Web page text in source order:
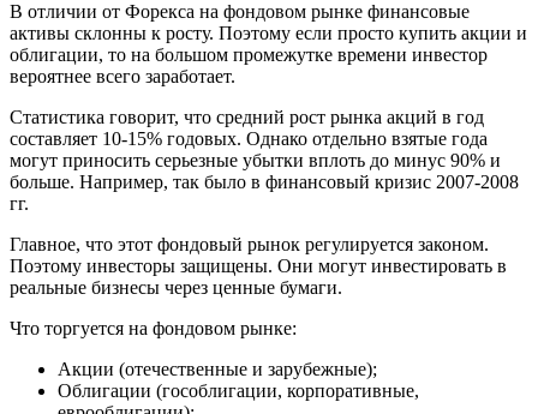
В отличии от Форекса на фондовом рынке финансовые
активы склонны к росту. Поэтому если просто купить акции и
облигации, то на большом промежутке времени инвестор
вероятнее всего заработает.
Статистика говорит, что средний рост рынка акций в год
составляет 10-15% годовых. Однако отдельно взятые года
могут приносить серьезные убытки вплоть до минус 90% и
больше. Например, так было в финансовый кризис 2007-2008
гг.
Главное, что этот фондовый рынок регулируется законом.
Поэтому инвесторы защищены. Они могут инвестировать в
реальные бизнесы через ценные бумаги.
Что торгуется на фондовом рынке:
Акции (отечественные и зарубежные);
Облигации (гособлигации, корпоративные,